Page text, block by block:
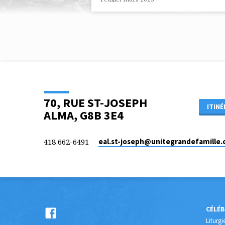
70, RUE ST-JOSEPH
ALMA, G8B 3E4
418 662-6491 eal.st-